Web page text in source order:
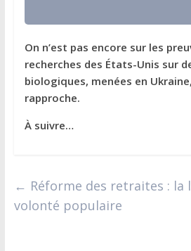
On n’est pas encore sur les
recherches des États-Unis sur
biologiques, menées en
rapproche.
À suivre…
← Réforme des retraites : la
volonté populaire